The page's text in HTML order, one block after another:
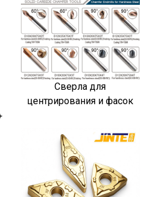
Сверла для
центрирования и фасок